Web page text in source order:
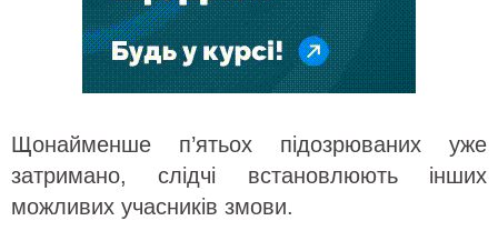
Щонайменше п’ятьох підозрюваних уже
затримано, слідчі встановлюють інших
можливих учасників змови.